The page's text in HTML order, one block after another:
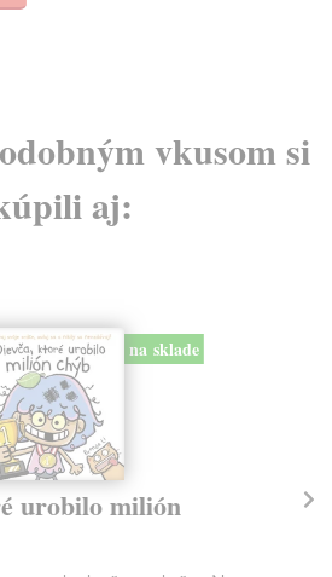
vkusom si
aj:
na sklade
urobilo milión